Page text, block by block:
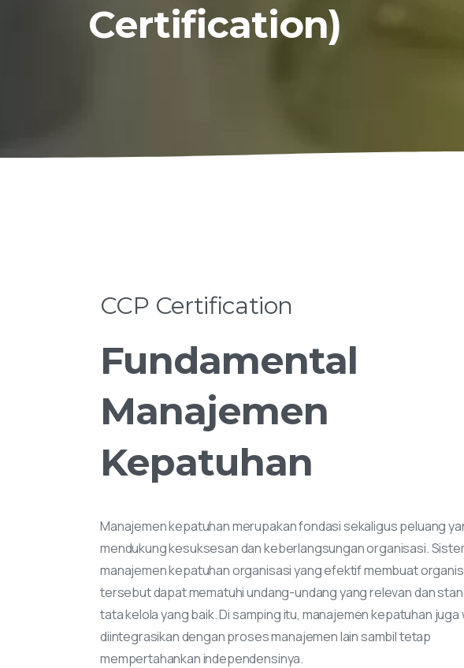
Certification)
CCP Certification
Fundamental
Manajemen
Kepatuhan
Manajemen kepatuhan merupakan fondasi sekaligus peluang
mendukung kesuksesan dan keberlangsungan organisasi.
manajemen kepatuhan organisasi yang efektif membuat
tersebut dapat mematuhi undang-undang yang relevan dan
tata kelola yang baik. Di samping itu, manajemen kepatuhan juga
diintegrasikan dengan proses manajemen lain sambil tetap
mempertahankan independensinya.